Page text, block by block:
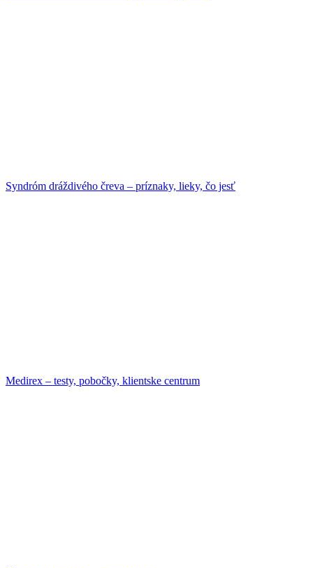
Syndróm dráždivého čreva – príznaky, lieky, čo jesť
Medirex – testy, pobočky, klientske centrum